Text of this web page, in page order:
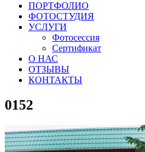
ПОРТФОЛИО
ФОТОСТУДИЯ
УСЛУГИ
Фотосессия
Сертификат
О НАС
ОТЗЫВЫ
КОНТАКТЫ
0152